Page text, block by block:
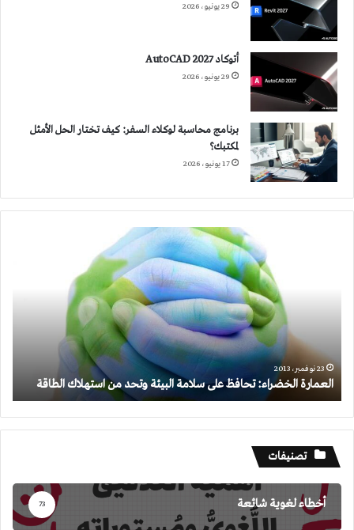
29 يونيو، 2026
أتوكاد 2027 AutoCAD
29 يونيو، 2026
برنامج محاسبة لوكلاء السفر: كيف تختار الحل الأمثل
لمكتبك؟
17 يونيو، 2026
استهلاك
الطاقة
23 نوفمبر، 2013
العمارة الخضراء: تحافظ على سلامة البيئة وتحد من استهلاك الطاقة
تصنيفات
أخطاء لغوية شائعة 73